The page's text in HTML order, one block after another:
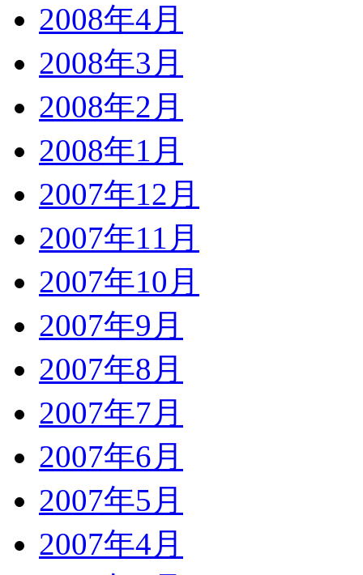
2008年4月
2008年3月
2008年2月
2008年1月
2007年12月
2007年11月
2007年10月
2007年9月
2007年8月
2007年7月
2007年6月
2007年5月
2007年4月